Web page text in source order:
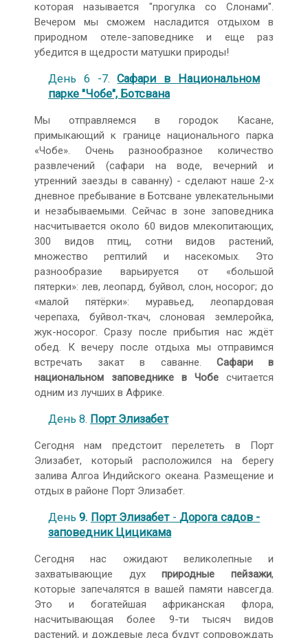
которая называется "прогулка со Слонами".
Вечером мы сможем насладится отдыхом в
природном отеле-заповеднике и еще раз
убедится в щедрости матушки природы!
День 6 -7.Сафари в Национальном
парке "Чобе", Ботсвана
Мы отправляемся в городок Касане,
примыкающий к границе национального парка
«Чобе». Очень разнообразное количество
развлечений (сафари на воде, вечерний и
утренний заезды в саванну) - сделают наше 2-х
дневное пребывание в Ботсване увлекательными
и незабываемыми. Сейчас в зоне заповедника
насчитывается около 60 видов млекопитающих,
300 видов птиц, сотни видов растений,
множество рептилий и насекомых. Это
разнообразие варьируется от «большой
пятерки»: лев, леопард, буйвол, слон, носорог; до
«малой пятёрки»: муравьед, леопардовая
черепаха, буйвол-ткач, слоновая землеройка,
жук-носорог. Сразу после прибытия нас ждёт
обед. К вечеру после отдыха мы отправимся
встречать закат в саванне. Сафари в
национальном заповеднике в Чобе считается
одним из лучших в Африке.
День 8. Порт Элизабет
Сегодня нам предстоит перелететь в Порт
Элизабет, который расположился на берегу
залива Алгоа Индийского океана. Размещение и
отдых в районе Порт Элизабет.
День9. Порт Элизабет-Дорога садов -
заповедник Цицикама
Сегодня нас ожидают великолепные и
захватывающие духприродные пейзажи,
которые запечалятся в вашей памяти навсегда.
Это и богатейшая африканская флора,
насчитывающая более 9-ти тысяч видов
растений, и дождевые леса будут сопровождать